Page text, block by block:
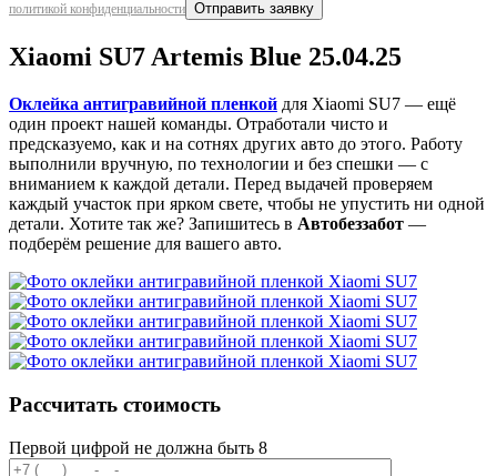
политикой конфиденциальности
Xiaomi SU7 Artemis Blue 25.04.25
Оклейка антигравийной пленкой для Xiaomi SU7 — ещё
один проект нашей команды. Отработали чисто и
предсказуемо, как и на сотнях других авто до этого. Работу
выполнили вручную, по технологии и без спешки — с
вниманием к каждой детали. Перед выдачей проверяем
каждый участок при ярком свете, чтобы не упустить ни одной
детали. Хотите так же? Запишитесь в Автобеззабот —
подберём решение для вашего авто.
Рассчитать стоимость
Первой цифрой не должна быть 8